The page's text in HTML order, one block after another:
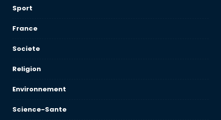
Sport
France
Societe
Religion
Environnement
Science-Sante